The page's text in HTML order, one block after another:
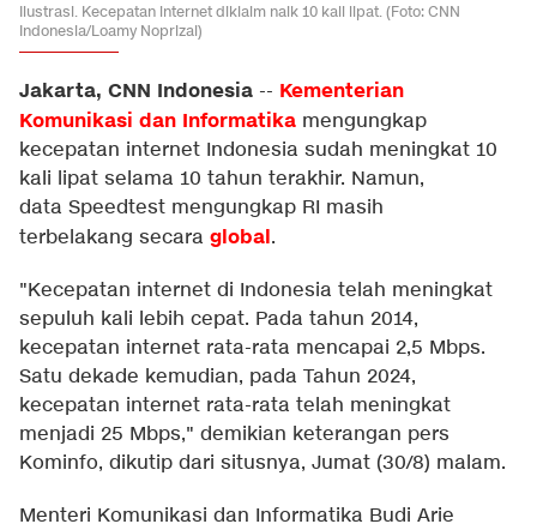
Ilustrasi. Kecepatan internet diklaim naik 10 kali lipat. (Foto: CNN
Indonesia/Loamy Noprizal)
Jakarta, CNN Indonesia -- Kementerian
Komunikasi dan Informatika mengungkap
kecepatan internet Indonesia sudah meningkat 10
kali lipat selama 10 tahun terakhir. Namun,
data Speedtest mengungkap RI masih
terbelakang secara global.
"Kecepatan internet di Indonesia telah meningkat
sepuluh kali lebih cepat. Pada tahun 2014,
kecepatan internet rata-rata mencapai 2,5 Mbps.
Satu dekade kemudian, pada Tahun 2024,
kecepatan internet rata-rata telah meningkat
menjadi 25 Mbps," demikian keterangan pers
Kominfo, dikutip dari situsnya, Jumat (30/8) malam.
Menteri Komunikasi dan Informatika Budi Arie